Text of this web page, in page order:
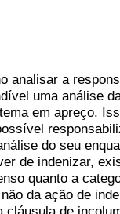
analisar a
uma análise
em apreço.
do seu
de indenizar,
quanto a
da ação de
cláusula de